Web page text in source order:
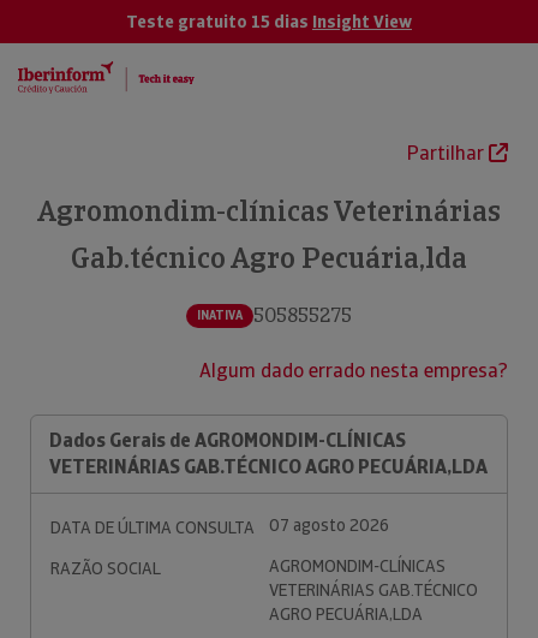
Teste gratuito 15 dias Insight View
Partilhar
Agromondim-clínicas Veterinárias
Gab.técnico Agro Pecuária,lda
INATIVA 505855275
Algum dado errado nesta empresa?
Dados Gerais de AGROMONDIM-CLÍNICAS
VETERINÁRIAS GAB.TÉCNICO AGRO PECUÁRIA,LDA
DATA DE ÚLTIMA CONSULTA
07 agosto 2026
RAZÃO SOCIAL
AGROMONDIM-CLÍNICAS
VETERINÁRIAS GAB.TÉCNICO
AGRO PECUÁRIA,LDA